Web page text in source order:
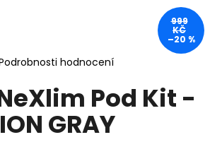
hodnocení
Pod Kit -
GRAY
999
KČ
–20 %